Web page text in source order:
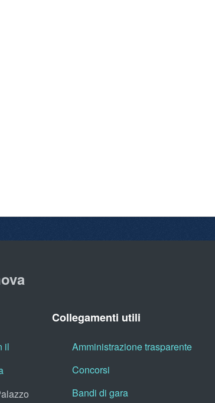
il
Collegamenti utili
Amministrazione trasparente
Concorsi
Bandi di gara